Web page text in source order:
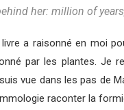
her: million of
a raisonné en moi
par les plantes. Je
vue dans les pas de
raconter la